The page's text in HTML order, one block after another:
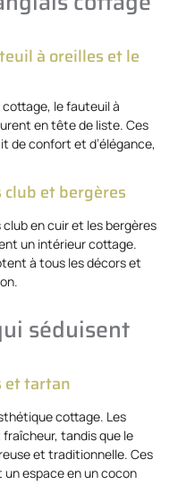
à oreilles et le
le fauteuil à
en tête de liste. Ces
de confort et d’élégance,
et bergères
en cuir et les bergères
un intérieur cottage.
à tous les décors et
séduisent
et tartan
cottage. Les
tandis que le
et traditionnelle. Ces
espace en un cocon